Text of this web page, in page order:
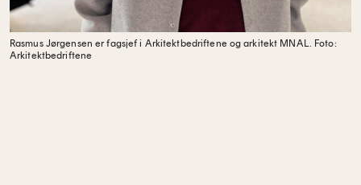
Rasmus Jørgensen er fagsjef i Arkitektbedriftene og arkitekt MNAL. Foto:
Arkitektbedriftene